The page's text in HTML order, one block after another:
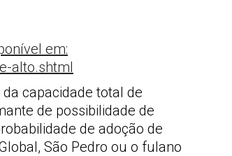
capacidade total de
de possibilidade de
de adoção de
São Pedro ou o fulano